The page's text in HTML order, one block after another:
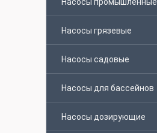
Насосы грязевые
Насосы садовые
Насосы для бассейнов
Насосы дозирующие